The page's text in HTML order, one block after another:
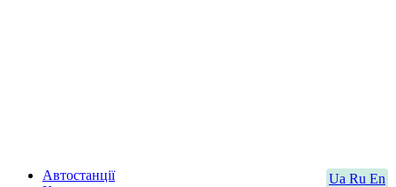
Ua Ru En
Автостанції